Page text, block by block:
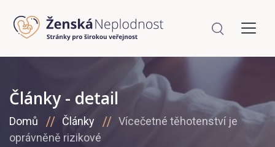
Články - detail
Domů Články
Vícečetné těhotenství je
oprávněně rizikové